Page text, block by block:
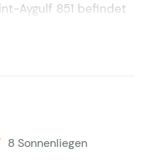
Aygulf 851 befindet
zum Zentrum
mit großartigem Blick
und Frejus. Es
8 Sonnenliegen